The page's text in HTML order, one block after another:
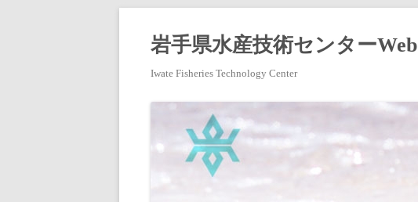
岩手県水産技術センターWeb
Iwate Fisheries Technology Center